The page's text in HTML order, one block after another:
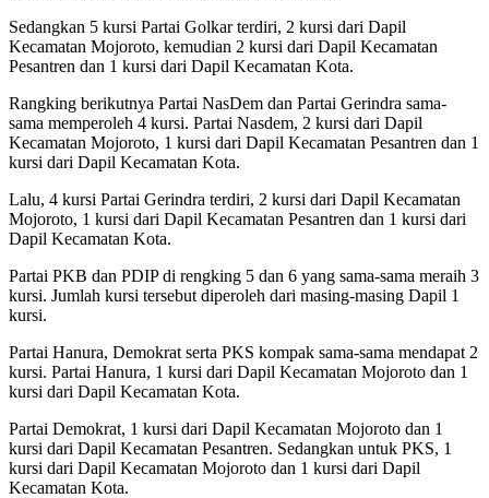
Sedangkan 5 kursi Partai Golkar terdiri, 2 kursi dari Dapil
Kecamatan Mojoroto, kemudian 2 kursi dari Dapil Kecamatan
Pesantren dan 1 kursi dari Dapil Kecamatan Kota.
Rangking berikutnya Partai NasDem dan Partai Gerindra sama-
sama memperoleh 4 kursi. Partai Nasdem, 2 kursi dari Dapil
Kecamatan Mojoroto, 1 kursi dari Dapil Kecamatan Pesantren dan 1
kursi dari Dapil Kecamatan Kota.
Lalu, 4 kursi Partai Gerindra terdiri, 2 kursi dari Dapil Kecamatan
Mojoroto, 1 kursi dari Dapil Kecamatan Pesantren dan 1 kursi dari
Dapil Kecamatan Kota.
Partai PKB dan PDIP di rengking 5 dan 6 yang sama-sama meraih 3
kursi. Jumlah kursi tersebut diperoleh dari masing-masing Dapil 1
kursi.
Partai Hanura, Demokrat serta PKS kompak sama-sama mendapat 2
kursi. Partai Hanura, 1 kursi dari Dapil Kecamatan Mojoroto dan 1
kursi dari Dapil Kecamatan Kota.
Partai Demokrat, 1 kursi dari Dapil Kecamatan Mojoroto dan 1
kursi dari Dapil Kecamatan Pesantren. Sedangkan untuk PKS, 1
kursi dari Dapil Kecamatan Mojoroto dan 1 kursi dari Dapil
Kecamatan Kota.